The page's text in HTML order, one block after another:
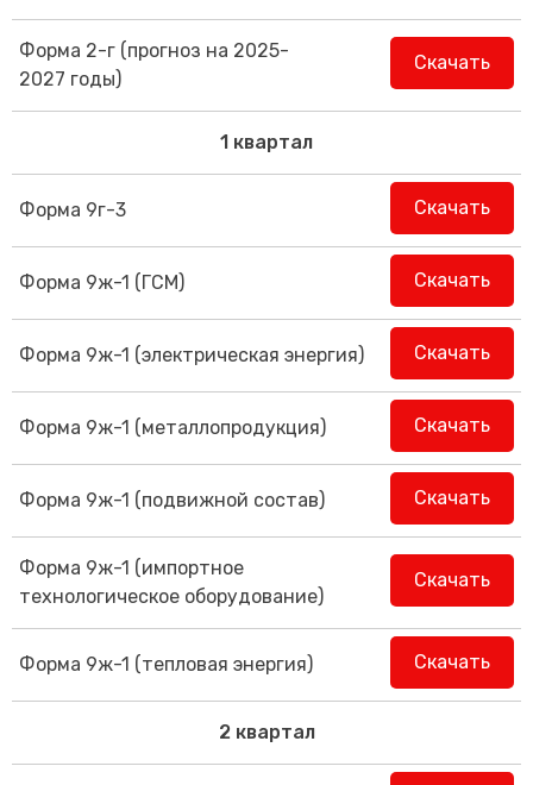
Форма 2-г (прогноз на 2025-
2027 годы)
Скачать
1 квартал
Форма 9г-3 Скачать
Форма 9ж-1 (ГСМ) Скачать
Форма 9ж-1 (электрическая энергия) Скачать
Форма 9ж-1 (металлопродукция) Скачать
Форма 9ж-1 (подвижной состав) Скачать
Форма 9ж-1 (импортное
технологическое оборудование)
Скачать
Форма 9ж-1 (тепловая энергия) Скачать
2 квартал